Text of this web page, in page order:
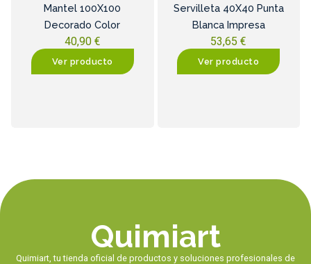
Mantel 100X100
Decorado Color
40,90 €
Ver producto
Servilleta 40X40 Punta
Blanca Impresa
53,65€
Ver producto
Quimiart
Quimiart, tu tienda oficial de productos y soluciones profesionales de